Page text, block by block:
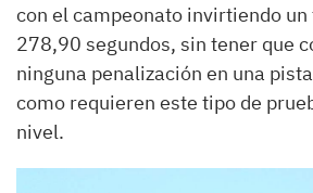
con el campeonato invirtiendo
278,90 segundos, sin tener que
ninguna penalización en una
como requieren este tipo de
nivel.